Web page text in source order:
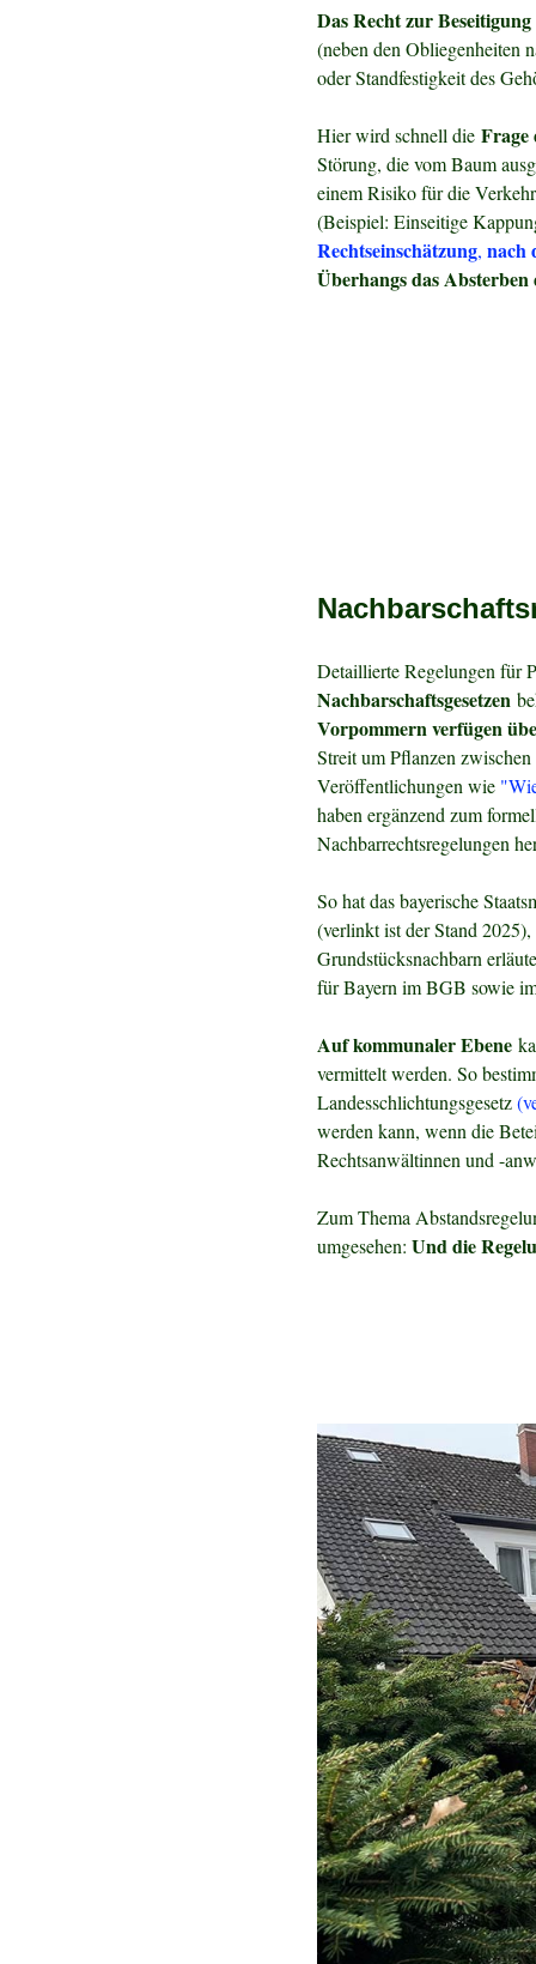
Das Recht zur
(neben den Obliegenheiten
oder Standfestigkeit des
Hier wird schnell die Frage
Störung, die vom Baum
einem Risiko für die
(Beispiel: Einseitige
Rechtseinschätzung, nach
Überhangs das
Detaillierte Regelungen für
Nachbarschaftsgesetzen
Vorpommern verfügen
Streit um Pflanzen
Veröffentlichungen wie
haben ergänzend zum
Nachbarrechtsregelungen
So hat das bayerische
(verlinkt ist der Stand
Grundstücksnachbarn
für Bayern im BGB sowie
Auf kommunaler Ebene
vermittelt werden. So
Landesschlichtungsgesetz
werden kann, wenn die
Rechtsanwältinnen und -
Zum Thema
umgesehen: Und die